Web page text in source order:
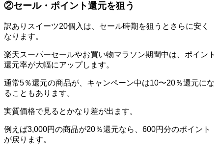
②セール・ポイント還元を狙う
訳ありスイーツ20個入は、セール時期を狙うとさらに安く
なります。
楽天スーパーセールやお買い物マラソン期間中は、ポイント
還元率が大幅にアップします。
通常5％還元の商品が、キャンペーン中は10〜20％還元にな
ることもあります。
実質価格で見るとかなり差が出ます。
例えば3,000円の商品が20％還元なら、600円分のポイント
が戻ります。